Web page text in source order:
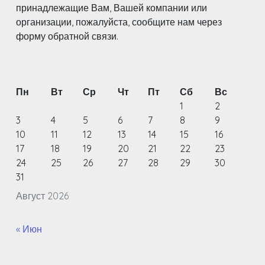
принадлежащие Вам, Вашей компании или
организации, пожалуйста, сообщите нам через
форму обратной связи.
Август 2026
Пн Вт Ср Чт Пт Сб
Вс
1
2
3
4 5 6 7 8
9
10
11 12 13 14 15
16
17
18 19 20 21 22
23
24
25 26 27 28 29
30
31
« Июн